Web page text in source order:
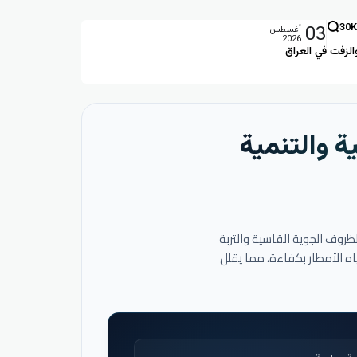
في العراق
30K
03 أغسطس
2026
والتنمية
الجوية القاسية والتربة
الأمطار بكفاءة، مما يقلل